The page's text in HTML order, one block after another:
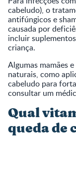
cabeludo), o
antifúngicos e
causada por
incluir
criança.
Algumas mamães
naturais, como
cabeludo para
consultar um
Qual
queda de